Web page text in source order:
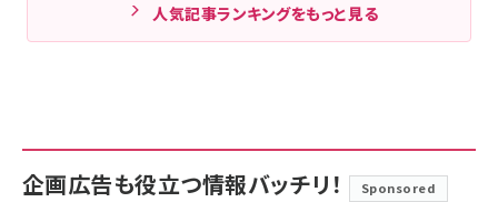
人気記事ランキングをもっと見る
企画広告も役立つ情報バッチリ！ Sponsored